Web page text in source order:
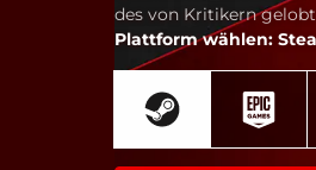
des von Kritikern
Plattform wählen: